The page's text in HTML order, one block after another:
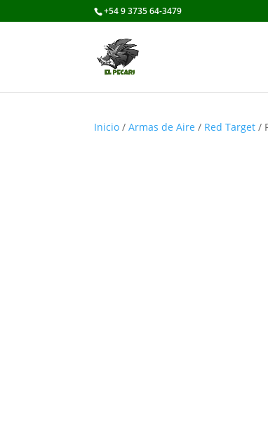
+54 9 3735 64-3479
Inicio /Armas de Aire / Red Target /